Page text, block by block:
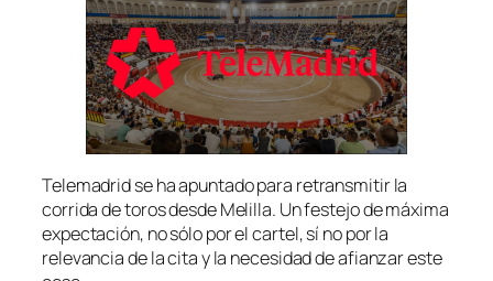
Telemadrid se ha apuntado para retransmitir la
corrida de toros desde Melilla. Un festejo de máxima
expectación, no sólo por el cartel, sí no por la
relevancia de la cita y la necesidad de afianzar este